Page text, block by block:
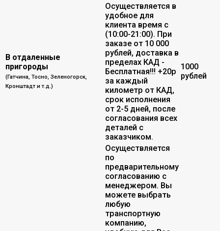
В отдаленные
пригороды
(Гатчина, Тосно, Зеленогорск,
Кронштадт и т.д.)
Осуществляется в
удобное для
клиента время с
(10:00-21:00). При
заказе от 10 000
рублей, доставка в
пределах КАД -
Бесплатная!!! +20р
за каждый
километр от КАД,
срок исполнения
от 2-5 дней, после
согласования всех
деталей с
заказчиком.
1000
рублей
Осуществляется
по
предварительному
согласованию с
менеджером. Вы
можете выбрать
любую
транспортную
компанию,